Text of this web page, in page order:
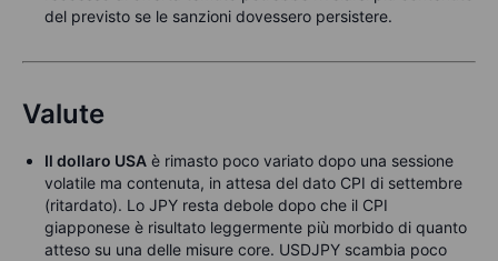
del previsto se le sanzioni dovessero persistere.
Valute
Il dollaro USA è rimasto poco variato dopo una sessione
volatile ma contenuta, in attesa del dato CPI di settembre
(ritardato). Lo JPY resta debole dopo che il CPI
giapponese è risultato leggermente più morbido di quanto
atteso su una delle misure core. USDJPY scambia poco